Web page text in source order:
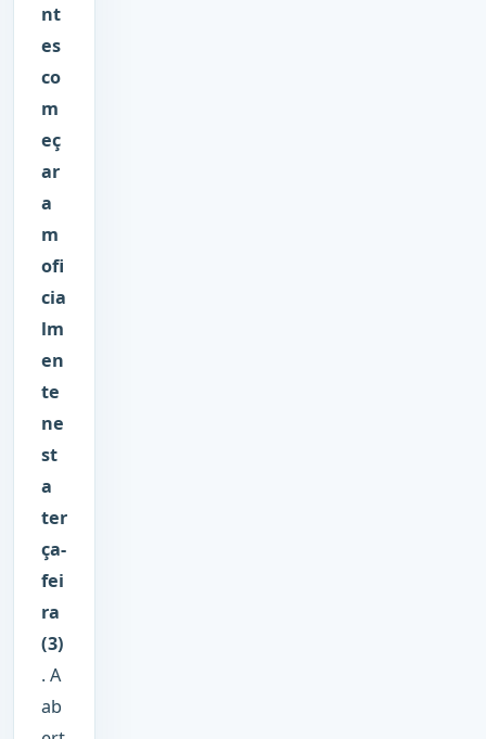
nt
es
co
m
eç
ar
a
m
ofi
cia
lm
en
te
ne
st
a
ter
ça-
fei
ra
(3)
. A
ab